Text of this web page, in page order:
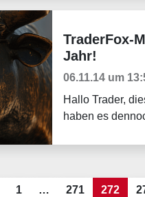
Tradingerfolge
TraderFox-
Jahr!
06.11.14 um
Hallo Trader,
haben es
1 … 271 272